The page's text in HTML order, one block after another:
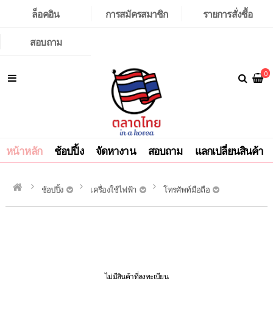
ล็อคอิน การสมัครสมาชิก
รายการสั่งซื้อ
สอบถาม
0
หน้าหลัก ช้อปปิ้ง จัดหางาน สอบถาม แลกเปลี่ยนสินค้า
ช้อปปิ้ง เครื่องใช้ไฟฟ้า โทรศัพท์มือถือ
ไม่มีสินค้าที่ลงทะเบียน